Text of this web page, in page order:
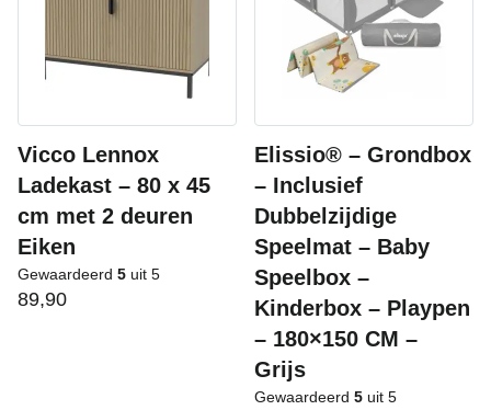
Vicco Lennox
Ladekast – 80 x 45
cm met 2 deuren
Eiken
Gewaardeerd 5 uit 5
89,90
Elissio® – Grondbox
– Inclusief
Dubbelzijdige
Speelmat – Baby
Speelbox –
Kinderbox – Playpen
– 180×150 CM –
Grijs
Gewaardeerd 5 uit 5